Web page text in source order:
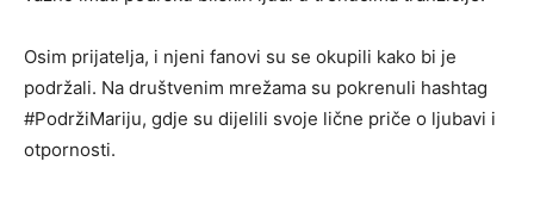
Osim prijatelja, i njeni fanovi su se okupili kako bi je
podržali. Na društvenim mrežama su pokrenuli hashtag
#PodržiMariju, gdje su dijelili svoje lične priče o ljubavi i
otpornosti.